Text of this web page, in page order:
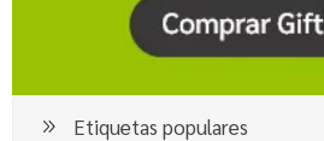
Etiquetas populares